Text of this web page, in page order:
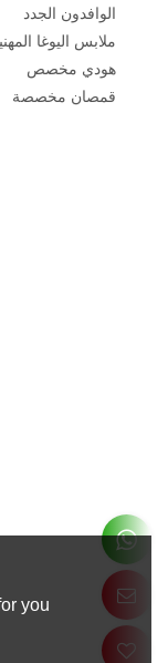
الوافدون الجدد
ملابس اليوغا
هودي مخصص
قمصان مخصصة
you.